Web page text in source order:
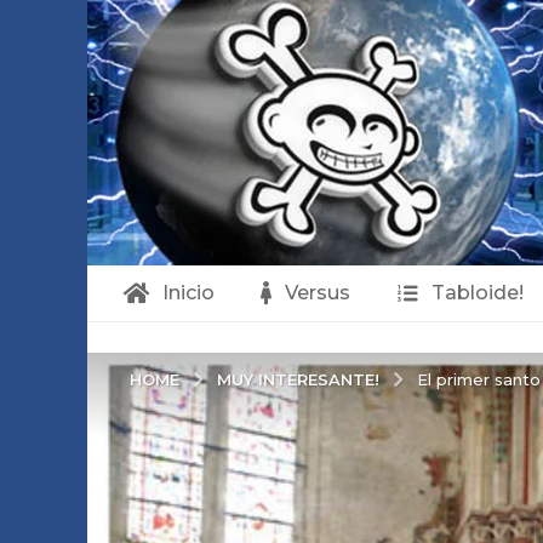
Inicio Versus Tabloide!
HOME MUY INTERESANTE! El primer